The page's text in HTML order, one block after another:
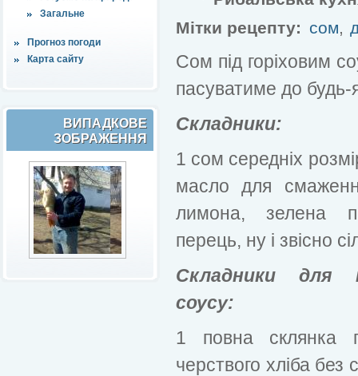
Загальне
Прогноз погоди
Карта сайту
ВИПАДКОВЕ
ЗОБРАЖЕННЯ
Мітки рецепту: сом,
Сом під горіховим
пасуватиме до будь-
Складники:
1 сом середніх
масло для
лимона, зелена
перець, ну і звісно
Складники для
соусу:
1 повна склянка
черствого хліба без